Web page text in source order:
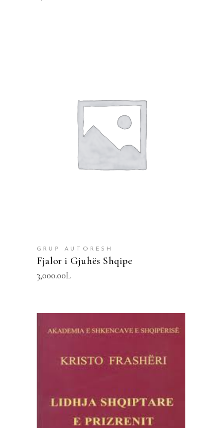
SHTOJE NË SHPORTË
GRUP AUTORESH
Fjalor i Gjuhës Shqipe
3,000.00L
SHTOJE NË SHPORTË